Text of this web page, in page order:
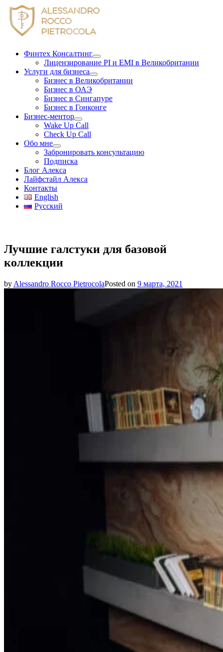
Skip
content
Финтех Консалтинг
Лицензирование PI и EMI в Великобритании
Услуги для бизнеса
Бизнес в Великобритании
Бизнес в ОАЭ
Бизнес в Сингапуре
Бизнес в Гонконге
Бизнес-ментор
Wake Up Call
Check Up Call
Обо мне
Забронировать консультацию
Подписка
Блог Алекса
Лайфстайл Алекса
Контакты
English
Русский
Лучшие галстуки для базовой
коллекции
by Alessandro Rocco PietrocolaPosted on 9 марта, 2021